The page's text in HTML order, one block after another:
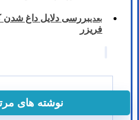
بعدیبررسی دلایل داغ شدن
فریزر
نوشته های